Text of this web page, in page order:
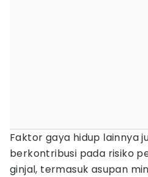
Faktor gaya hidup lainnya
berkontribusi pada risiko
ginjal, termasuk asupan